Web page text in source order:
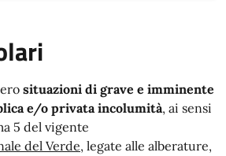
situazioni di grave e imminente
e/o privata incolumità, ai sensi
5 del vigente
del Verde, legate alle alberature,